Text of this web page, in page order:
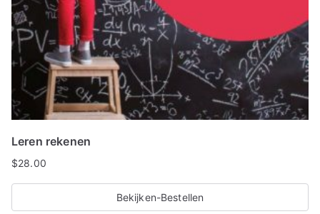
Leren rekenen
$28.00
Bekijken-Bestellen